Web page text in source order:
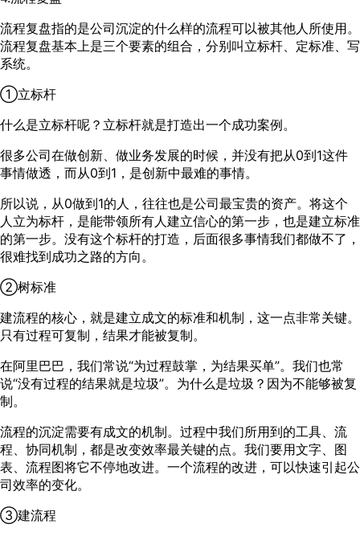
流程复盘指的是公司沉淀的什么样的流程可以被其他人所使用。
流程复盘基本上是三个要素的组合，分别叫立标杆、定标准、写
系统。
①立标杆
什么是立标杆呢？立标杆就是打造出一个成功案例。
很多公司在做创新、做业务发展的时候，并没有把从0到1这件
事情做透，而从0到1，是创新中最难的事情。
所以说，从0做到1的人，往往也是公司最宝贵的资产。将这个
人立为标杆，是能带领所有人建立信心的第一步，也是建立标准
的第一步。没有这个标杆的打造，后面很多事情我们都做不了，
很难找到成功之路的方向。
②树标准
建流程的核心，就是建立成文的标准和机制，这一点非常关键。
只有过程可复制，结果才能被复制。
在阿里巴巴，我们常说“为过程鼓掌，为结果买单”。我们也常
说“没有过程的结果就是垃圾”。为什么是垃圾？因为不能够被复
制。
流程的沉淀需要有成文的机制。过程中我们所用到的工具、流
程、协同机制，都是改变效率最关键的点。我们要用文字、图
表、流程图将它不停地改进。一个流程的改进，可以快速引起公
司效率的变化。
③建流程